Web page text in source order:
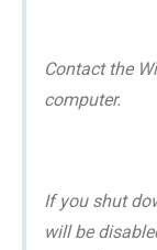
Contact the
computer.
If you shut
will be